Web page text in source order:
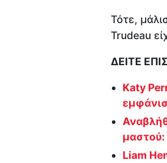
Τότε,
Trudeau
ΔΕΙΤΕ
Katy
μαστού:
Liam